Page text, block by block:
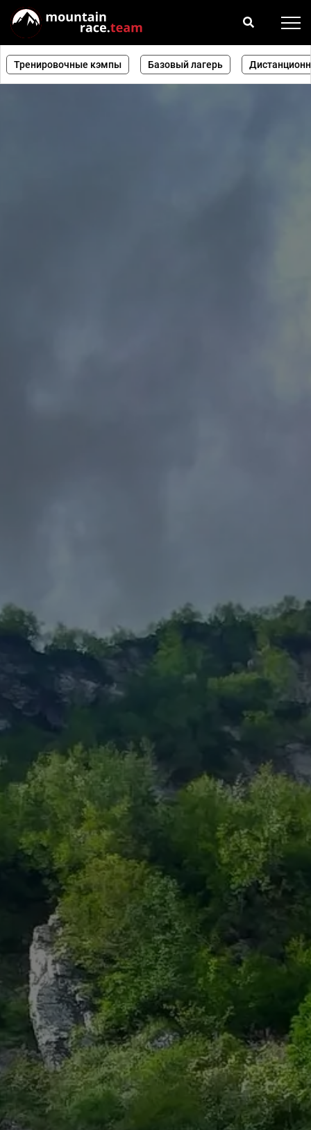
Тренировочные кэмпы Базовый лагерь